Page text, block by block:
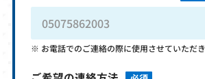
お電話でのご連絡の際に使用させていただ